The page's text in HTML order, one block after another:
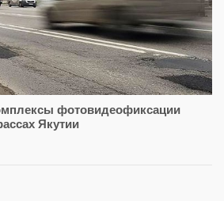
фотовидеофиксации
Якутии